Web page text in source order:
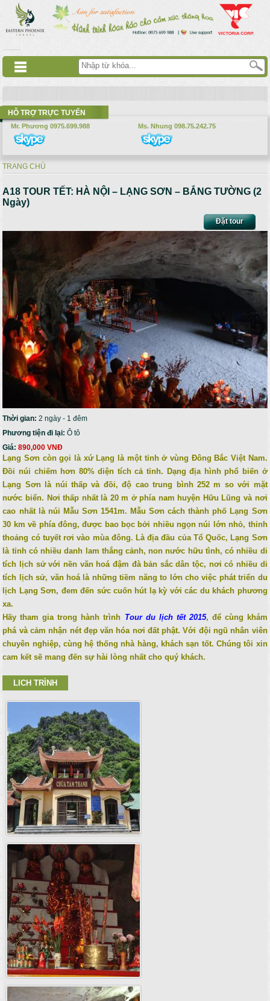
Nhảy đến nội dung
HỖ TRỢ TRỰC TUYẾN
Mr. Phương 0975.699.988 Ms. Nhung 098.75.242.75
Bạn đang ở đây
TRANG CHỦ
A18 TOUR TẾT: HÀ NỘI – LẠNG SƠN – BẮNG TƯỜNG (2
Ngày)
Đặt tour
Thời gian:2 ngày - 1 đêm
Phương tiện đi lại:Ô tô
Giá:890,000 VNĐ
Lạng Sơn còn gọi là xứ Lạng là một tỉnh ở vùng Đông Bắc Việt Nam.
Đồi núi chiếm hơn 80% diện tích cả tỉnh. Dạng địa hình phổ biến ở
Lạng Sơn là núi thấp và đồi, độ cao trung bình 252 m so với mặt
nước biển. Nơi thấp nhất là 20 m ở phía nam huyện Hữu Lũng và nơi
cao nhất là núi Mẫu Sơn 1541m. Mẫu Sơn cách thành phố Lạng Sơn
30 km về phía đông, được bao bọc bởi nhiều ngọn núi lớn nhỏ, thỉnh
thoảng có tuyết rơi vào mùa đông. Là địa đầu của Tổ Quốc, Lạng Sơn
là tỉnh có nhiều danh lam thắng cảnh, non nước hữu tình, có nhiều di
tích lịch sử với nền văn hoá đậm đà bản sắc dân tộc, nơi có nhiều di
tích lịch sử, văn hoá là những tiềm năng to lớn cho việc phát triển du
lịch Lạng Sơn, đem đến sức cuốn hút lạ kỳ với các du khách phương
xa.
Hãy tham gia trong hành trình Tour du lịch tết 2015, để cùng khám
phá và cảm nhận nét đẹp văn hóa nơi đất phật. Với đội ngũ nhân viên
chuyên nghiệp, cùng hệ thống nhà hàng, khách sạn tốt. Chúng tôi xin
cam kết sẽ mang đến sự hài lòng nhất cho quý khách.
LICH TRÌNH